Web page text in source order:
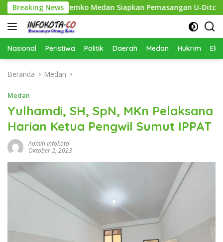
Langsung
ke
konten
Breaking News
Pemko Medan Siapkan Pemasangan U-Ditch pada 2027
Nasional Peristiwa Politik Daerah Medan Hukrim
Beranda Medan
Medan
Yulhamdi, SH, SpN, MKn Pelaksana
Harian Ketua Pengwil Sumut IPPAT
Admin Infokota
Oktober 2, 2023